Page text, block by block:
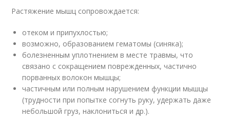
Растяжение мышц сопровождается:
отеком и припухлостью;
возможно, образованием гематомы (синяка);
болезненным уплотнением в месте травмы, что
связано с сокращением поврежденных, частично
порванных волокон мышцы;
частичным или полным нарушением функции мышцы
(трудности при попытке согнуть руку, удержать даже
небольшой груз, наклониться и др.).